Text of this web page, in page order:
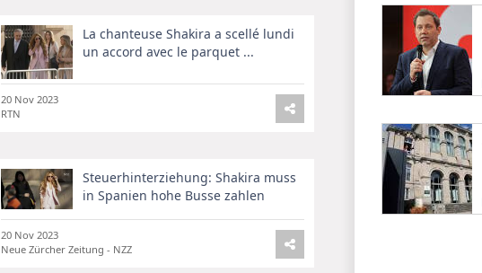
La chanteuse Shakira a scellé lundi
un accord avec le parquet ...
20 Nov 2023
RTN
Steuerhinterziehung: Shakira muss
in Spanien hohe Busse zahlen
20 Nov 2023
Neue Zürcher Zeitung - NZZ